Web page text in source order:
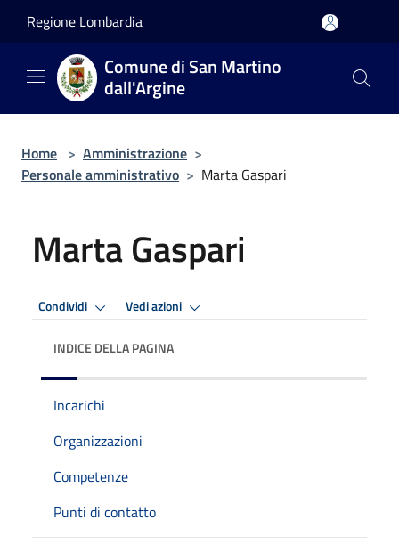
Regione Lombardia
Comune di San Martino
dall'Argine
Home > Amministrazione >
Personale amministrativo > Marta Gaspari
Marta Gaspari
Condividi Vedi azioni
INDICE DELLA PAGINA
Incarichi
Organizzazioni
Competenze
Punti di contatto